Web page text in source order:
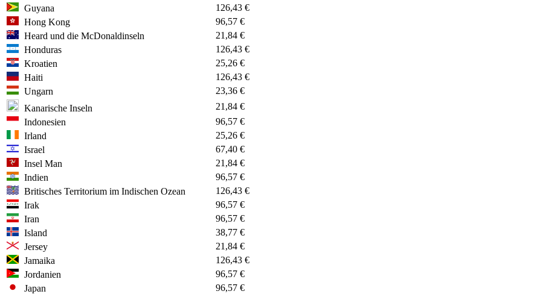
Guyana
126,43 €
Hong Kong
96,57 €
Heard und die McDonaldinseln
21,84 €
Honduras
126,43 €
Kroatien
25,26 €
Haiti
126,43 €
Ungarn
23,36 €
Kanarische Inseln
21,84 €
Indonesien
96,57 €
Irland
25,26 €
Israel
67,40 €
Insel Man
21,84 €
Indien
96,57 €
Britisches Territorium im Indischen Ozean
126,43 €
Irak
96,57 €
Iran
96,57 €
Island
38,77 €
Jersey
21,84 €
Jamaika
126,43 €
Jordanien
96,57 €
Japan
96,57 €